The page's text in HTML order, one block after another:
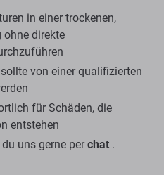
in einer trockenen,
ohne direkte
von einer qualifizierten
für Schäden, die
entstehen
uns gerne per chat .